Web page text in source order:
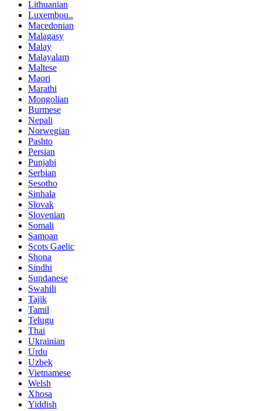
Lithuanian
Luxembou..
Macedonian
Malagasy
Malay
Malayalam
Maltese
Maori
Marathi
Mongolian
Burmese
Nepali
Norwegian
Pashto
Persian
Punjabi
Serbian
Sesotho
Sinhala
Slovak
Slovenian
Somali
Samoan
Scots Gaelic
Shona
Sindhi
Sundanese
Swahili
Tajik
Tamil
Telugu
Thai
Ukrainian
Urdu
Uzbek
Vietnamese
Welsh
Xhosa
Yiddish